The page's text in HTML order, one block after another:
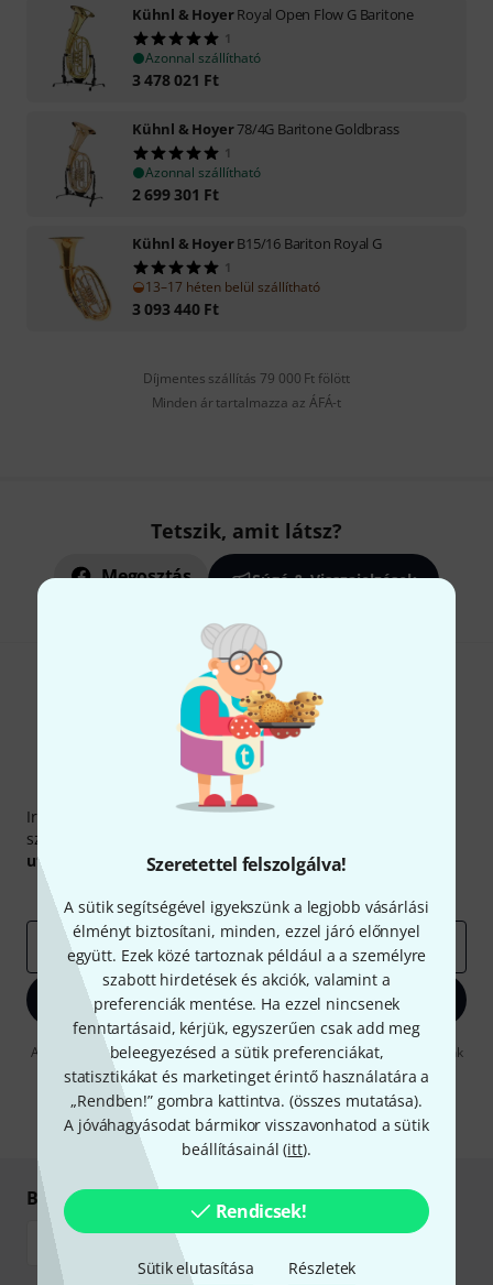
Szeretettel felszolgálva!
A sütik segítségével igyekszünk a legjobb vásárlási
élményt biztosítani, minden, ezzel járó előnnyel
együtt. Ezek közé tartoznak például a a személyre
szabott hirdetések és akciók, valamint a
preferenciák mentése. Ha ezzel nincsenek
fenntartásaid, kérjük, egyszerűen csak add meg
beleegyezésed a sütik preferenciákat,
statisztikákat és marketinget érintő használatára a
„Rendben!” gombra kattintva. (összes mutatása).
A jóváhagyásodat bármikor visszavonhatod a sütik
beállításainál (itt).
Rendicsek!
Sütik elutasítása Részletek
Kühnl & HoyerRoyal Open Flow G Baritone
1
Azonnal szállítható
3 478 021 Ft
Kühnl & Hoyer78/4G Baritone Goldbrass
1
Azonnal szállítható
2 699 301 Ft
Kühnl & HoyerB15/16 Bariton Royal G
1
13–17 héten belül szállítható
3 093 440 Ft
Díjmentes szállítás 79 000 Ft fölött
Minden ár tartalmazza az ÁFÁ-t
Tetszik, amit látsz?
Megosztás Súgó & Visszajelzések
Thomann hírlevél
Iratkozz fel a Thomann angol nyelvű hírlevelére, és kis
szerencsével megnyerheted a
utalvány
egyikét.
e-mail cím*
Bejelentkezés
A "Bejelentkezés" gombra kattintva elfogadja, hogy e-mailben küldjünk
önnek hirdetéseket. Bármikor leiratkozhat erről. A hírlevélről további
információkat azdata protection guideline-ben talál.
* Kitöltés kötelező
Biztonságos vásárlás és fizetés